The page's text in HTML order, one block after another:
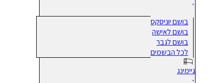
בושם יוניסקס
בושם לאישה
בושם לגבר
לכל הבשמים
גיימינג